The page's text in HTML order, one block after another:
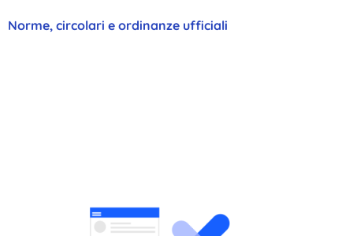
Norme, circolari e ordinanze ufficiali